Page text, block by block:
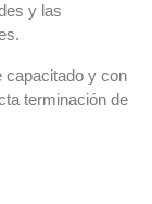
y las
capacitado y con
terminación de